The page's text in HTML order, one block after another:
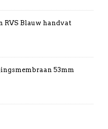
RVS Blauw handvat
53mm